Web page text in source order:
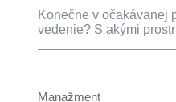
Konečne v očakávanej
vedenie? S akými
Manažment